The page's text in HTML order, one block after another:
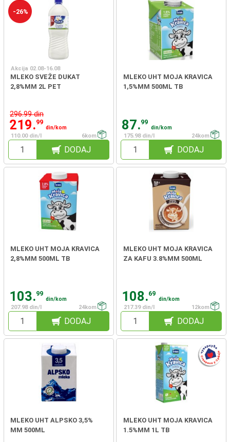
-26%
Akcija 02.08-16.08
MLEKO SVEŽE DUKAT
2,8%MM 2L PET
296.99 din
219.99
din/kom
110.00 din/l
6kom
DODAJ
MLEKO UHT MOJA KRAVICA
1,5%MM 500ML TB
87.99
din/kom
175.98 din/l
24kom
DODAJ
MLEKO UHT MOJA KRAVICA
2,8%MM 500ML TB
103.99
din/kom
207.98 din/l
24kom
DODAJ
MLEKO UHT MOJA KRAVICA
ZA KAFU 3.8%MM 500ML
108.69
din/kom
217.39 din/l
12kom
DODAJ
MLEKO UHT ALPSKO 3,5%
MM 500ML
MLEKO UHT MOJA KRAVICA
1.5%MM 1L TB